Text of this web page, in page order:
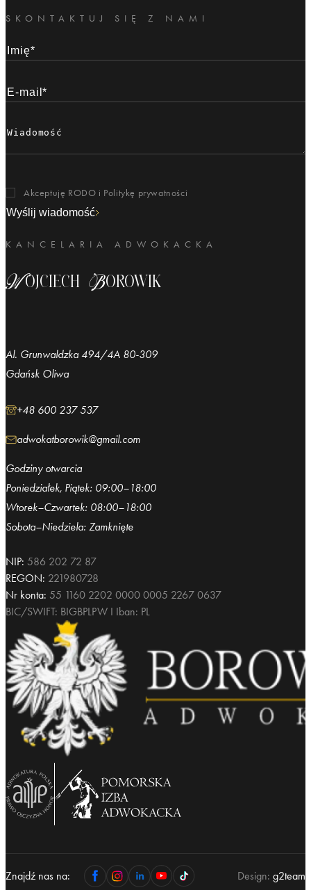
NIP: 586 202 72 87
REGON: 221980728
Nr konta: 55 1160 2202 0000 0005 2267 0637
BIC/SWIFT: BIGBPLPW I Iban: PL
KANCELARIA ADWOKACKA
Wojciech Borowik
Al. Grunwaldzka 494/4A 80-309
Gdańsk Oliwa
+48 600 237 537
adwokatborowik@gmail.com
Godziny otwarcia
Poniedziałek, Piątek: 09:00–18:00
Wtorek–Czwartek: 08:00–18:00
Sobota–Niedziela: Zamknięte
SKONTAKTUJ SIĘ Z NAMI
Akceptuję RODO i Politykę prywatności
Wyślij wiadomość
Znajdź nas na: Design: g2team